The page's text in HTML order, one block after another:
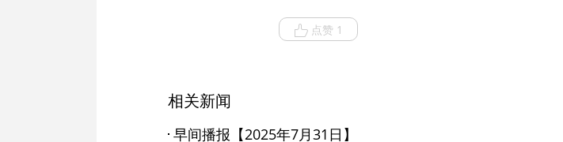
点赞 1
相关新闻
早间播报【2025年7月31日】